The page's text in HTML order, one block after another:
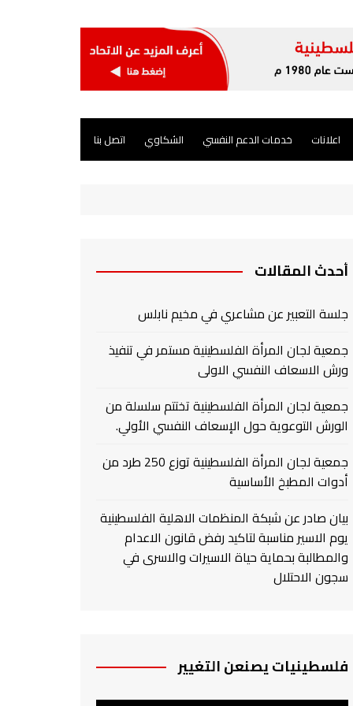
اعلانات خدمات الدعم النفسي الشكاوي اتصل بنا
أحدث المقالات
جلسة التعبير عن مشاعري في مخيم نابلس
جمعية لجان المرأة الفلسطينية مستمر في تنفيذ
ورش الاسعاف النفسي الاولى
جمعية لجان المرأة الفلسطينية تختتم سلسلة من
الورش التوعوية حول الإسعاف النفسي الأولي.
جمعية لجان المرأة الفلسطينية توزع 250 طرد من
أدوات المطبخ الأساسية
بيان صادر عن شبكة المنظمات الاهلية الفلسطينية
يوم الاسير مناسبة لتاكيد رفض قانون الاعدام
والمطالبة بحماية حياة الاسيرات والاسرى في
سجون الاحتلال
فلسطينيات يصنعن التغيير